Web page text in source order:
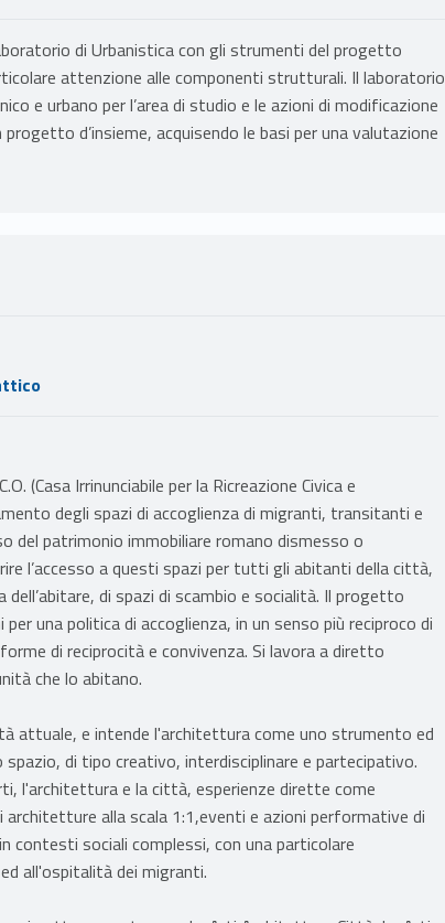
di Urbanistica con gli strumenti del progetto
attenzione alle componenti strutturali. Il laboratorio
e urbano per l’area di studio e le azioni di modificazione
d’insieme, acquisendo le basi per una valutazione
(Casa Irrinunciabile per la Ricreazione Civica e
degli spazi di accoglienza di migranti, transitanti e
del patrimonio immobiliare romano dismesso o
l’accesso a questi spazi per tutti gli abitanti della città,
di spazi di scambio e socialità. Il progetto
per una politica di accoglienza, in un senso più reciproco di
di reciprocità e convivenza. Si lavora a diretto
che lo abitano.
attuale, e intende l'architettura come uno strumento ed
di tipo creativo, interdisciplinare e partecipativo.
l'architettura e la città, esperienze dirette come
architetture alla scala 1:1,eventi e azioni performative di
contesti sociali complessi, con una particolare
all'ospitalità dei migranti.